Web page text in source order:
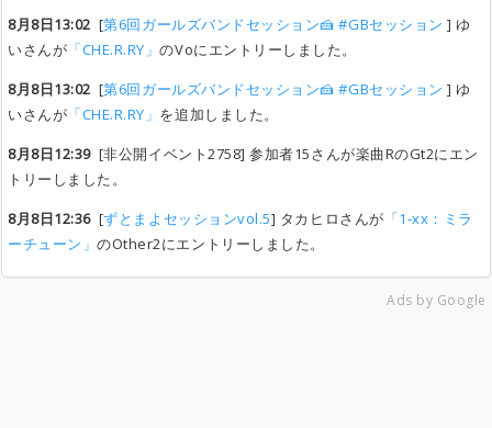
8月8日13:02 [第6回ガールズバンドセッション🍰 #GBセッション] ゆ
いさんが 「CHE.R.RY」のVoにエントリーしました。
8月8日13:02 [第6回ガールズバンドセッション🍰 #GBセッション] ゆ
いさんが 「CHE.R.RY」 を追加しました。
8月8日12:39[非公開イベント2758] 参加者15さんが楽曲RのGt2にエン
トリーしました。
8月8日12:36[ずとまよセッションvol.5] タカヒロさんが 「1-xx：ミラ
ーチューン」のOther2にエントリーしました。
Ads by Google